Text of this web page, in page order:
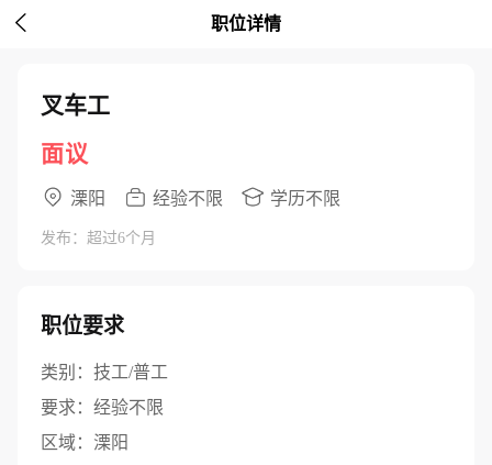
 职位详情
叉车工
面议
溧阳 经验不限 学历不限
发布：超过6个月
职位要求
类别： 技工/普工
要求： 经验不限
区域： 溧阳